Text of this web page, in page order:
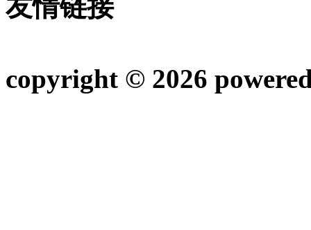
友情链接
copyright © 2026